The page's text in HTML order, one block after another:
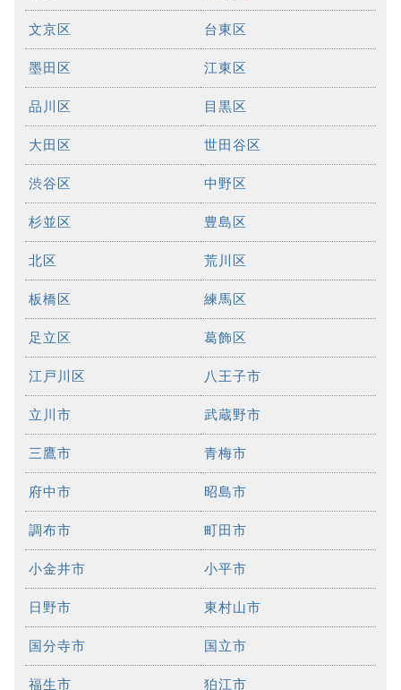
文京区 台東区
墨田区 江東区
品川区 目黒区
大田区 世田谷区
渋谷区 中野区
杉並区 豊島区
北区 荒川区
板橋区 練馬区
足立区 葛飾区
江戸川区 八王子市
立川市 武蔵野市
三鷹市 青梅市
府中市 昭島市
調布市 町田市
小金井市 小平市
日野市 東村山市
国分寺市 国立市
福生市 狛江市